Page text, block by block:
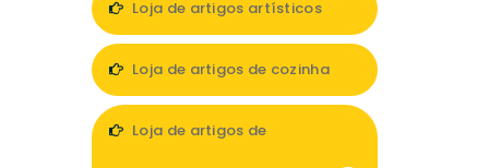
Loja de artigos artísticos
Loja de artigos de cozinha
Loja de artigos de